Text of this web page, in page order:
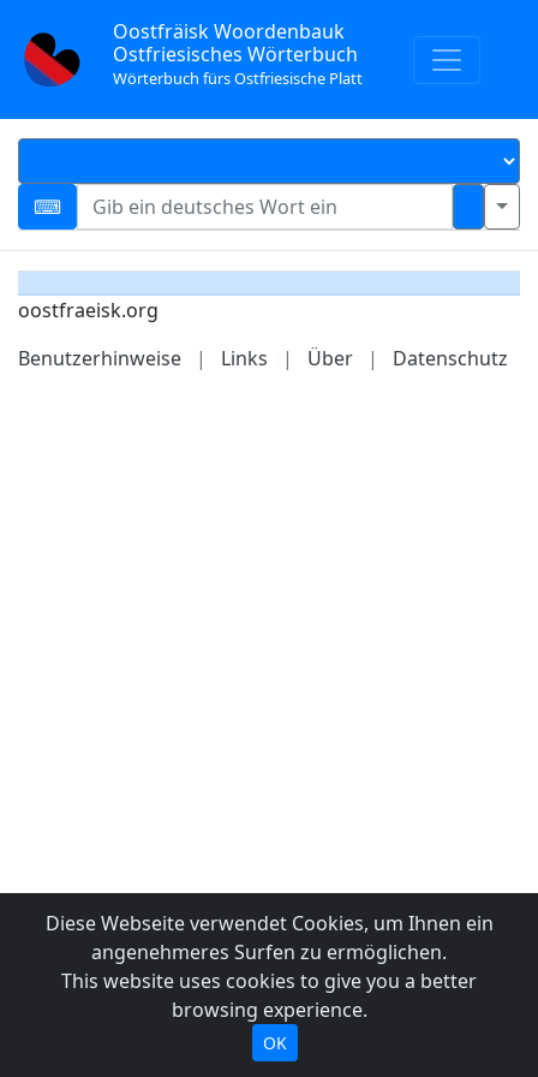
Oostfräisk Woordenbauk
Ostfriesisches Wörterbuch
Wörterbuch fürs Ostfriesische Platt
oostfraeisk.org
Benutzerhinweise
| Links | Über | Datenschutz
Diese Webseite verwendet Cookies, um Ihnen ein
angenehmeres Surfen zu ermöglichen.
This website uses cookies to give you a better
browsing experience.
OK